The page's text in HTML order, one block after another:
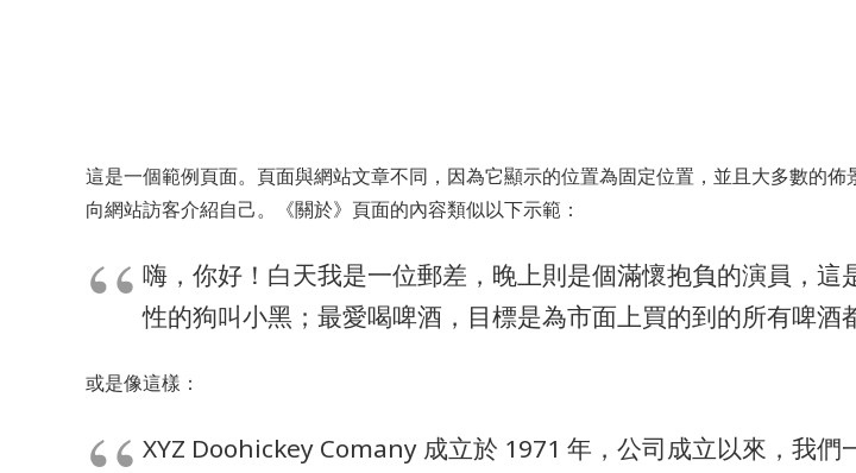
這是一個範例頁面。頁面與網站文章不同，因為它顯示的位置為固定位置，並且大多數的
向網站訪客介紹自己。《關於》頁面的內容類似以下示範：
嗨，你好！白天我是一位郵差，晚上則是個滿懷抱負的演員，
性的狗叫小黑；最愛喝啤酒，目標是為市面上買的到的所有啤酒
或是像這樣：
XYZ Doohickey Comany 成立於 1971 年，公司成立以來，我